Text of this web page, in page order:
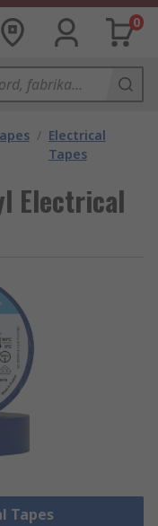
0
/ Electrical
Tapes
Electrical
Tapes